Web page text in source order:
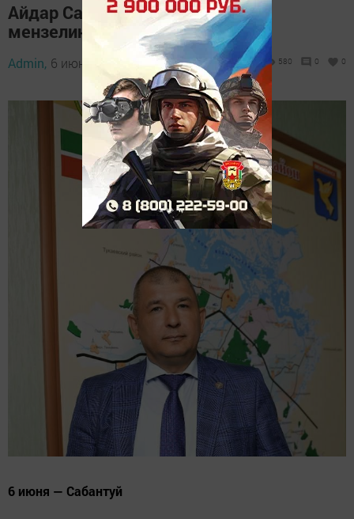
Айдар Салахов поздравляет
мензелинцев с Сабантуем
Admin, 6 июня 2026 - 07:21 580 0 0
6 июня — Сабантуй